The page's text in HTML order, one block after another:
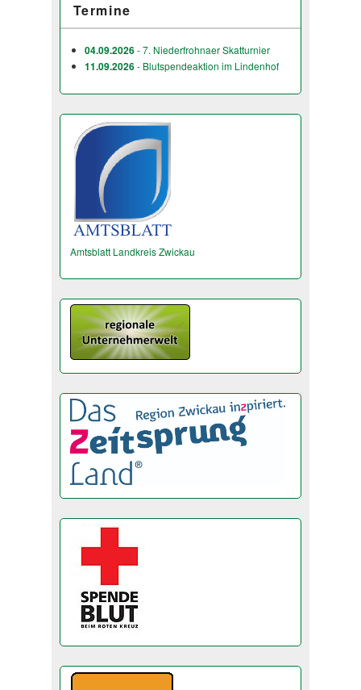
Termine
04.09.2026- 7. Niederfrohnaer Skatturnier
11.09.2026- Blutspendeaktion im Lindenhof
Amtsblatt Landkreis Zwickau